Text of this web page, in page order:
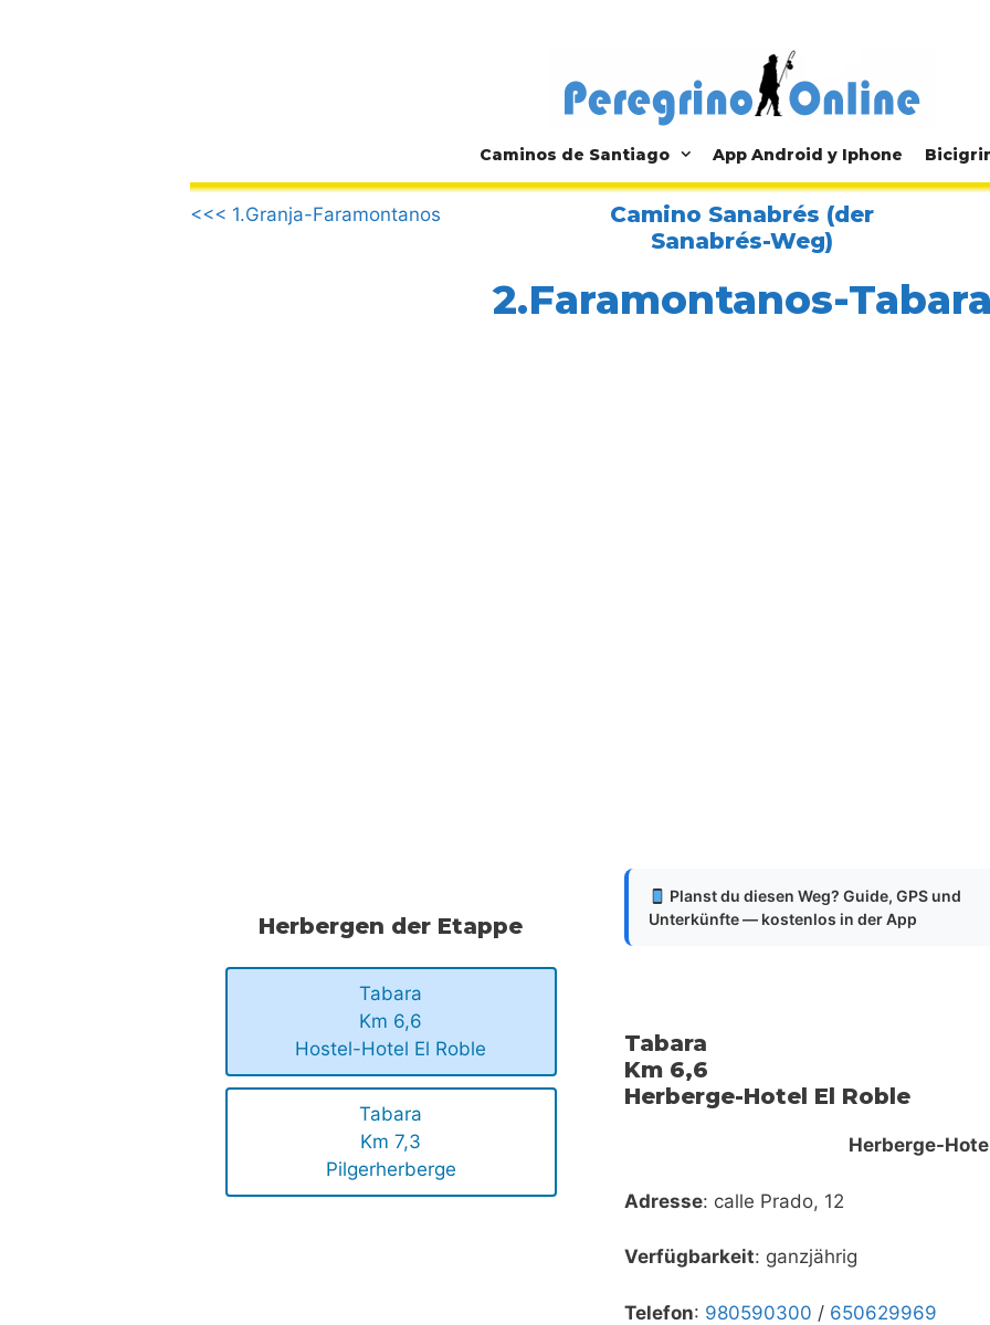
Caminos de Santiago App Android y Iphone
.
<<< 1.Granja-Faramontanos
Camino Sanabrés (der
Sanabrés-Weg)
2.Faramontanos-
Herbergen der Etappe
Tabara
Km 6,6
Hostel-Hotel El Roble
Tabara
Km 7,3
Pilgerherberge
Planst du diesen Weg? Guide, GPS und
Unterkünfte — kostenlos in der App
Tabara
Km 6,6
Herberge-Hotel El Roble
Herberge-
Adresse: calle Prado, 12
Verfügbarkeit: ganzjährig
Telefon: 980590300 / 650629969